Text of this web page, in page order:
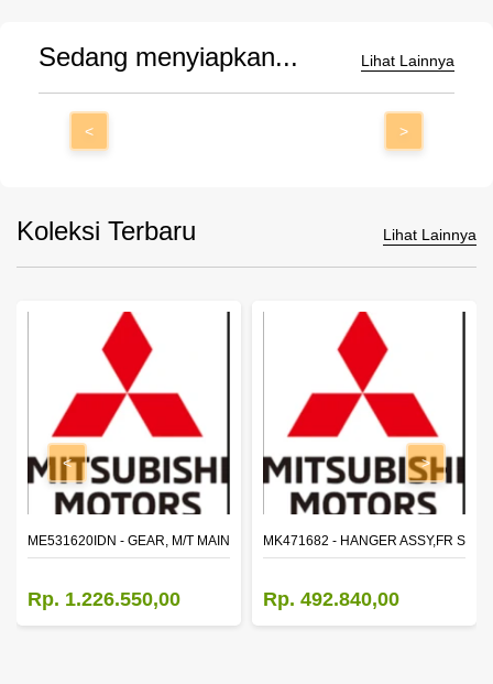
Sedang menyiapkan... Lihat Lainnya
< >
Koleksi Terbaru Lihat Lainnya
2ND SPEED (M035S5)
ME531620IDN - GEAR, M/T MAIN SHAFT REVERSE
Rp. 1.226.550,00
MK471682 - HANGER ASSY,FR
Rp. 492.840,00
< >